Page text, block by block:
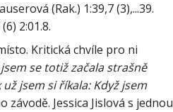
(Rak.) 1:39,7 (3),...39.
Kritická chvíle pro ni
se totiž začala strašně
jsem si říkala: Když jsem
Jessica Jislová s jednou